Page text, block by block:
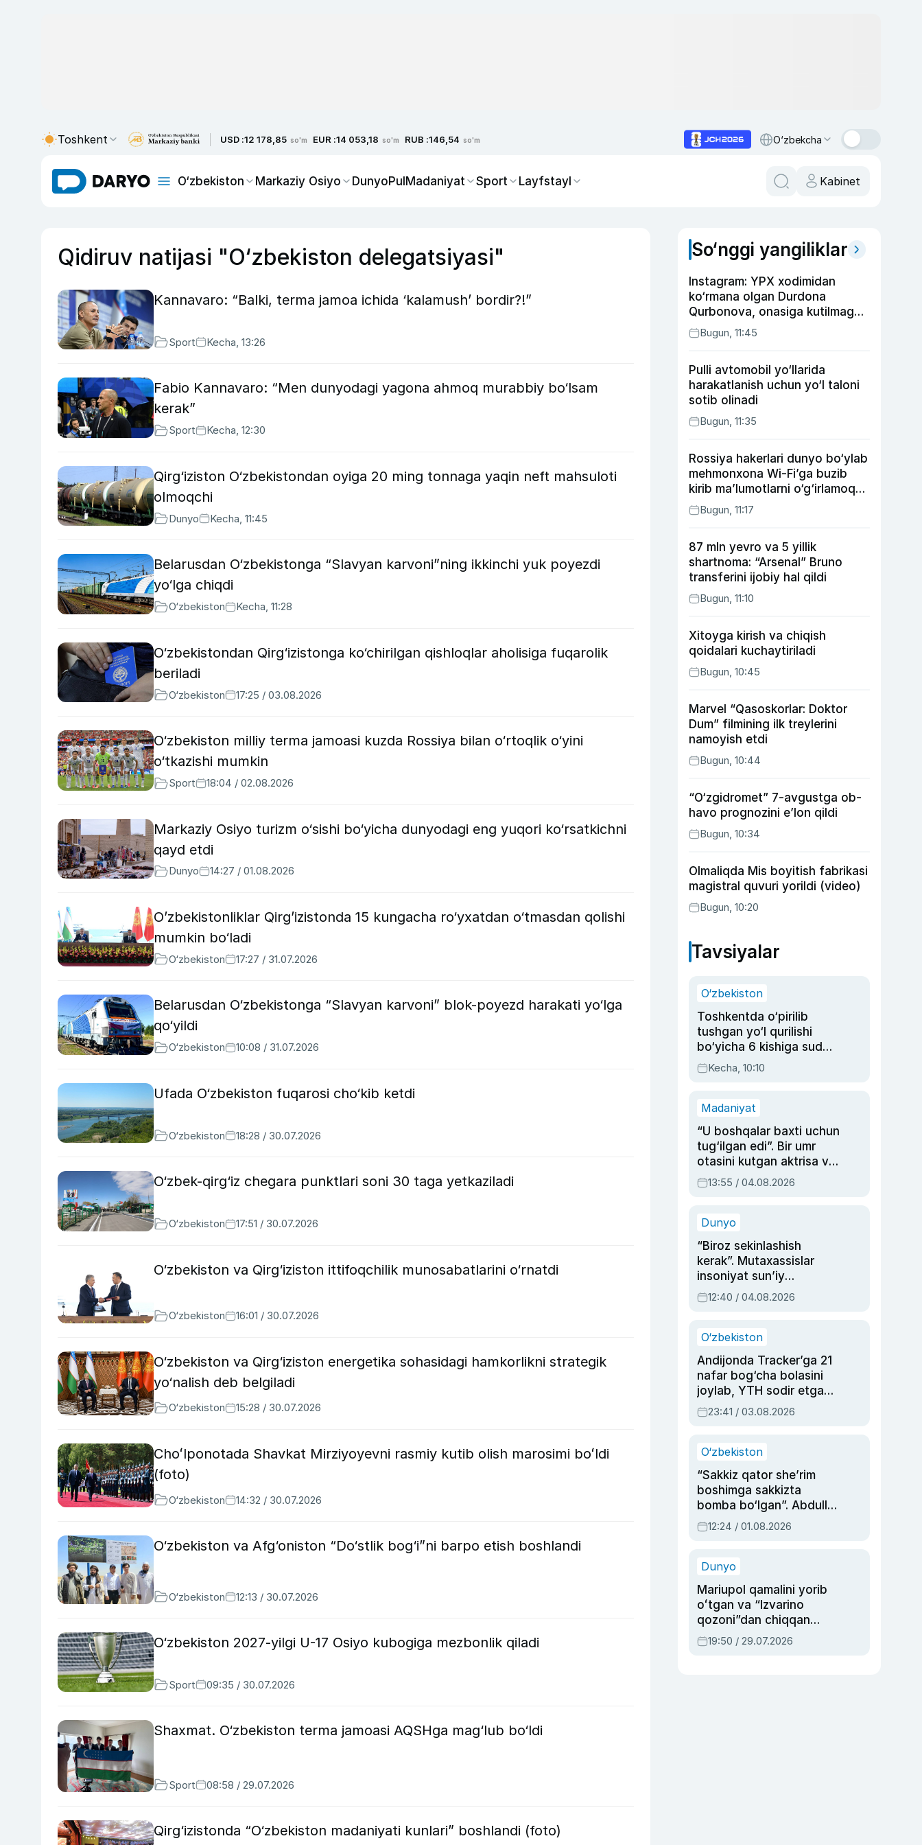
Toshkent USD :12 178,85 so'm EUR :14 053,18 so'm RUB :146,54 so'm O‘zbekcha
O‘zbekiston Markaziy Osiyo DunyoPulMadaniyat Sport Layfstayl Kabinet
Qidiruv natijasi "O‘zbekiston delegatsiyasi"
Kannavaro: “Balki, terma jamoa ichida ‘kalamush’ bordir?!”
Sport Kecha, 13:26
Fabio Kannavaro: “Men dunyodagi yagona ahmoq murabbiy bo‘lsam
kerak”
Sport Kecha, 12:30
Qirg‘iziston O‘zbekistondan oyiga 20 ming tonnaga yaqin neft mahsuloti
olmoqchi
Dunyo Kecha, 11:45
Belarusdan O‘zbekistonga “Slavyan karvoni”ning ikkinchi yuk poyezdi
yo‘lga chiqdi
O‘zbekiston Kecha, 11:28
O‘zbekistondan Qirg‘izistonga ko‘chirilgan qishloqlar aholisiga fuqarolik
beriladi
O‘zbekiston 17:25 / 03.08.2026
O‘zbekiston milliy terma jamoasi kuzda Rossiya bilan o‘rtoqlik o‘yini
o‘tkazishi mumkin
Sport 18:04 / 02.08.2026
Markaziy Osiyo turizm o‘sishi bo‘yicha dunyodagi eng yuqori ko‘rsatkichni
qayd etdi
Dunyo 14:27 / 01.08.2026
O’zbekistonliklar Qirg’izistonda 15 kungacha ro‘yxatdan o‘tmasdan qolishi
mumkin bo‘ladi
O‘zbekiston 17:27 / 31.07.2026
Belarusdan O‘zbekistonga “Slavyan karvoni” blok-poyezd harakati yo‘lga
qo‘yildi
O‘zbekiston 10:08 / 31.07.2026
Ufada O‘zbekiston fuqarosi cho‘kib ketdi
O‘zbekiston 18:28 / 30.07.2026
O‘zbek-qirg‘iz chegara punktlari soni 30 taga yetkaziladi
O‘zbekiston 17:51 / 30.07.2026
O‘zbekiston va Qirg‘iziston ittifoqchilik munosabatlarini o‘rnatdi
O‘zbekiston 16:01 / 30.07.2026
O‘zbekiston va Qirg‘iziston energetika sohasidagi hamkorlikni strategik
yo‘nalish deb belgiladi
O‘zbekiston 15:28 / 30.07.2026
Choʻlponotada Shavkat Mirziyoyevni rasmiy kutib olish marosimi boʻldi
(foto)
O‘zbekiston 14:32 / 30.07.2026
O‘zbekiston va Afg‘oniston “Do‘stlik bog‘i”ni barpo etish boshlandi
O‘zbekiston 12:13 / 30.07.2026
O‘zbekiston 2027-yilgi U-17 Osiyo kubogiga mezbonlik qiladi
Sport 09:35 / 30.07.2026
Shaxmat. O‘zbekiston terma jamoasi AQSHga mag‘lub bo‘ldi
Sport 08:58 / 29.07.2026
Qirg‘izistonda “O‘zbekiston madaniyati kunlari” boshlandi (foto)
So‘nggi yangiliklar
Instagram: YPX xodimidan
ko‘rmana olgan Durdona
Qurbonova, onasiga kutilmagan
sovg‘a tayyorlagan Umid vines,
xonanda Rayhon nimadan xafa?
Bugun, 11:45
Pulli avtomobil yo‘llarida
harakatlanish uchun yo‘l taloni
sotib olinadi
Bugun, 11:35
Rossiya hakerlari dunyo bo‘ylab
mehmonxona Wi-Fi’ga buzib
kirib ma’lumotlarni o‘g‘irlamoqda
— Microsoft
Bugun, 11:17
87 mln yevro va 5 yillik
shartnoma: “Arsenal” Bruno
transferini ijobiy hal qildi
Bugun, 11:10
Xitoyga kirish va chiqish
qoidalari kuchaytiriladi
Bugun, 10:45
Marvel “Qasoskorlar: Doktor
Dum” filmining ilk treylerini
namoyish etdi
Bugun, 10:44
“O‘zgidromet” 7-avgustga ob-
havo prognozini e’lon qildi
Bugun, 10:34
Olmaliqda Mis boyitish fabrikasi
magistral quvuri yorildi (video)
Bugun, 10:20
Tavsiyalar
O‘zbekiston
Toshkentda o‘pirilib
tushgan yo‘l qurilishi
bo‘yicha 6 kishiga sud
hukmi o‘qildi
Kecha, 10:10
Madaniyat
“U boshqalar baxti uchun
tug‘ilgan edi”. Bir umr
otasini kutgan aktrisa va
dublyaj ustasi Rimma
Ahmedovaning
13:55 / 04.08.2026
Dunyo
“Biroz sekinlashish
kerak”. Mutaxassislar
insoniyat sun’iy
intellektni boshqara
olmay qolishidan xavotir
12:40 / 04.08.2026
O‘zbekiston
Andijonda Tracker’ga 21
nafar bog‘cha bolasini
joylab, YTH sodir etgan
ayolga sud hukmi o‘qildi
23:41 / 03.08.2026
O‘zbekiston
“Sakkiz qator she’rim
boshimga sakkizta
bomba bo‘lgan”. Abdulla
Oripovni siyosiy
ayblovlardan asrab
12:24 / 01.08.2026
Dunyo
Mariupol qamalini yorib
oʻtgan va “Izvarino
qozoni”dan chiqqan
qahramon — Ukraina
armiyasi bosh
19:50 / 29.07.2026